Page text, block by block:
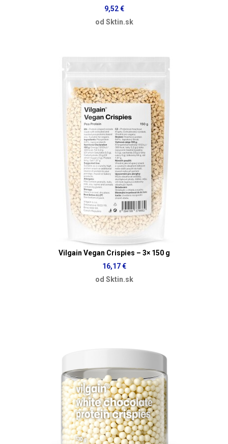
9,52 €
od Sktin.sk
Vilgain Vegan Crispies – 3× 150 g
16,17 €
od Sktin.sk